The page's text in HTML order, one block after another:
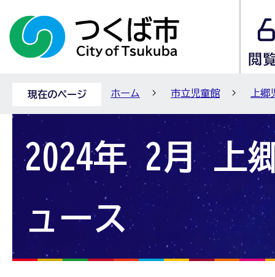
現在のページ ホーム 市立児童館 上郷
2024年 2月 上
ュース